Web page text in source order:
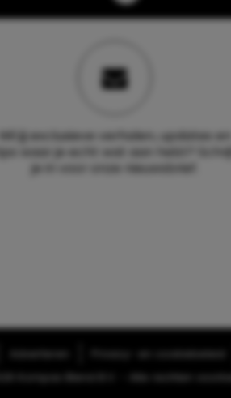
Wil jij exclusieve verhalen, updates en
tips waar je echt wat aan hebt? Schrijf
je in voor onze nieuwsbrief.